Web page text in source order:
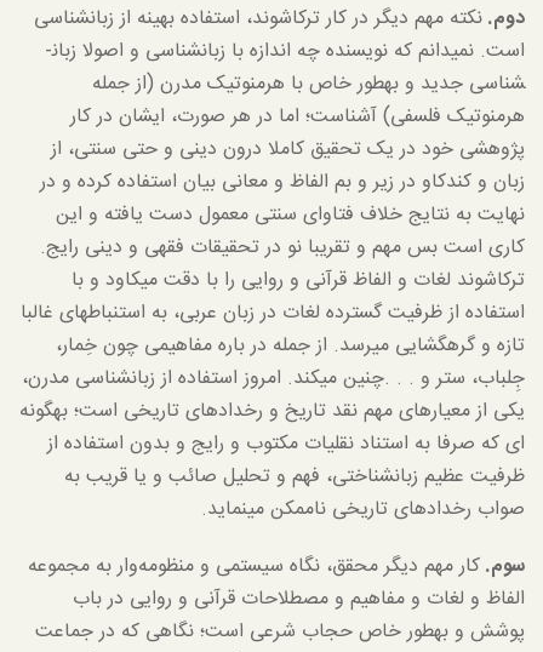
دوم.نکته مهم دیگر در کار ترکاشوند، استفاده بهینه از زبان­شناسی
است. نمی­دانم که نویسنده چه اندازه با زبان­شناسی و اصولا زبان­
شناسی جدید و به­طور خاص با هرمنوتیک مدرن (از جمله
هرمنوتیک فلسفی) آشناست؛ اما در هر صورت، ایشان در کار
پژوهشی خود در یک تحقیق کاملا درون دینی و حتی سنتی، از
زبان و کندکاو در زیر و بم الفاظ و معانی بیان استفاده کرده و در
نهایت به نتایج خلاف فتاوای سنتی معمول دست یافته و این
کاری است بس مهم و تقریبا نو در تحقیقات فقهی و دینی رایج.
ترکاشوند لغات و الفاظ قرآنی و روایی را با دقت می­کاود و با
استفاده از ظرفیت گسترده لغات در زبان عربی، به استنباط­های غالبا
تازه و گره­گشایی می­رسد. از جمله در باره مفاهیمی چون خِمار،
جِلباب، ستر و . . .چنین می­کند. امروز استفاده از زبان­شناسی مدرن،
یکی از معیارهای مهم نقد تاریخ و رخدادهای تاریخی است؛ به­گونه
ای که صرفا به استناد نقلیات مکتوب و رایج و بدون استفاده از
ظرفیت عظیم زبان­شناختی، فهم و تحلیل صائب و یا قریب به
صواب رخدادهای تاریخی ناممکن می­نماید.
سوم.کار مهم دیگر محقق، نگاه سیستمی و منظومه‌وار به مجموعه
الفاظ و لغات و مفاهیم و مصطلاحات قرآنی و روایی در باب
پوشش و به­طور خاص حجاب شرعی است؛ نگاهی که در جماعت